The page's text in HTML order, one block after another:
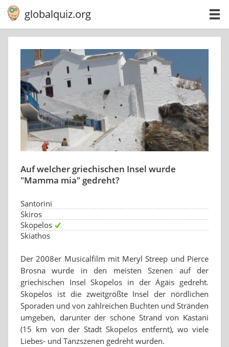
globalquiz.org
Auf welcher griechischen Insel wurde
"Mamma mia" gedreht?
Santorini
Skiros
Skopelos
Skiathos
Der 2008er Musicalfilm mit Meryl Streep und Pierce
Brosna wurde in den meisten Szenen auf der
griechischen Insel Skopelos in der Ägäis gedreht.
Skopelos ist die zweitgrößte Insel der nördlichen
Sporaden und von zahlreichen Buchten und Stränden
umgeben, darunter der schöne Strand von Kastani
(15 km von der Stadt Skopelos entfernt), wo viele
Liebes- und Tanzszenen gedreht wurden.